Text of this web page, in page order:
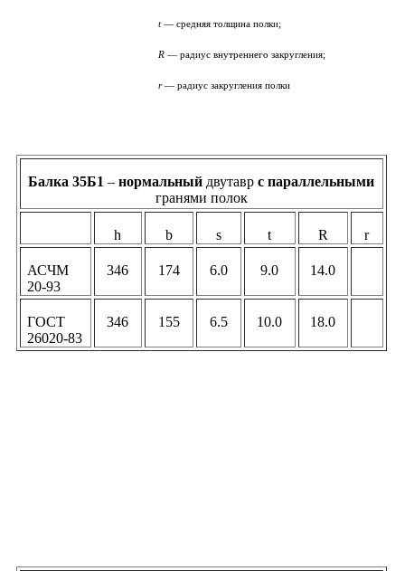
t— средняя толщина полки;
R — радиус внутреннего закругления;
r— радиус закругления полки
Балка 35Б1 –нормальный двутаврc параллельными
гранями полок
h b s t R r
АСЧМ
20-93
346 174 6.0 9.0 14.0
ГОСТ
26020-83
346 155 6.5 10.0 18.0